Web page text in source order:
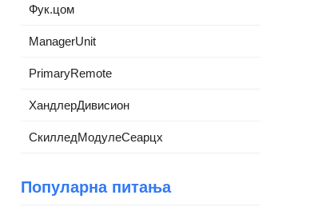
Фук.цом
ManagerUnit
PrimaryRemote
ХандлерДивисион
СкилледМодулеСеарцх
Популарна питања